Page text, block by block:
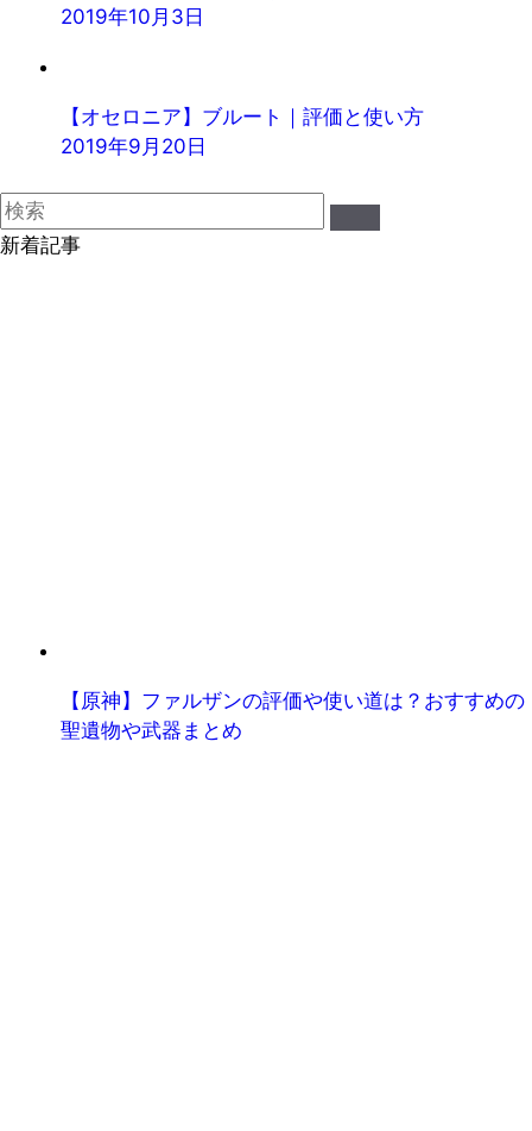
2019年10月3日
【オセロニア】ブルート｜評価と使い方
2019年9月20日
新着記事
【原神】ファルザンの評価や使い道は？おすすめの
聖遺物や武器まとめ